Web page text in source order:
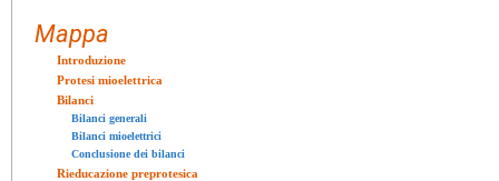
Mappa
Introduzione
Protesi mioelettrica
Bilanci
Bilanci generali
Bilanci mioelettrici
Conclusione dei bilanci
Rieducazione preprotesica